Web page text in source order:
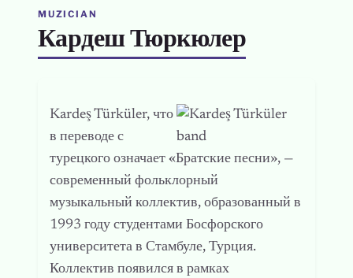
MUZICIAN
Кардеш Тюркюлер
Kardeş Türküler, что
в переводе с
турецкого означает «Братские песни», —
современный фольклорный
музыкальный коллектив, образованный в
1993 году студентами Босфорского
университета в Стамбуле, Турция.
Коллектив появился в рамках